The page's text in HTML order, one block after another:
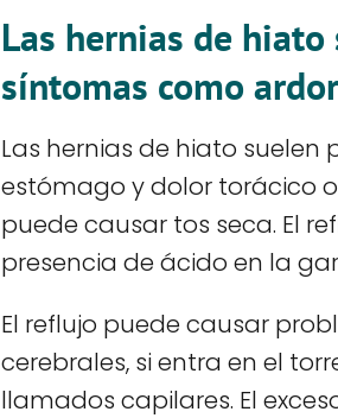
Las hernias de
síntomas como
Las hernias de hiato
estómago y dolor torácico
puede causar tos seca. El
presencia de ácido en la
El reflujo puede causar
cerebrales, si entra en el
llamados capilares. El